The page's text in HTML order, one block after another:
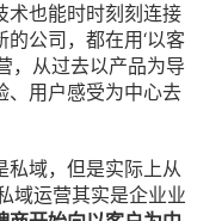
术也能时时刻刻连接
公司，都在用‘以客
，从过去以产品为导
、用户感受为中心去
私域，但是实际上从
域运营其实是企业业